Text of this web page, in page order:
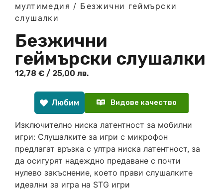
мултимедия / Безжични геймърски
слушалки
Безжични
геймърски слушалки
12,78 € / 25,00 лв.
Любим Видове качество
Изключително ниска латентност за мобилни
игри: Слушалките за игри с микрофон
предлагат връзка с ултра ниска латентност, за
да осигурят надеждно предаване с почти
нулево закъснение, което прави слушалките
идеални за игра на STG игри